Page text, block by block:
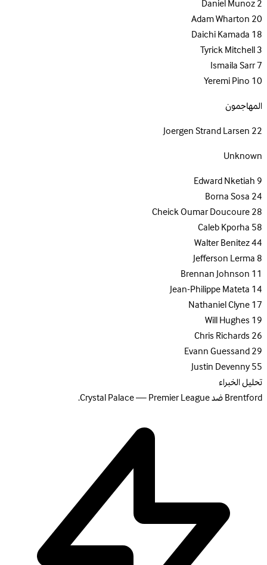
2
Daniel Munoz
20
Adam Wharton
18
Daichi Kamada
3
Tyrick Mitchell
7
Ismaila Sarr
10
Yeremi Pino
المهاجمون
22
Joergen Strand Larsen
Unknown
9
Edward Nketiah
24
Borna Sosa
28
Cheick Oumar Doucoure
58
Caleb Kporha
44
Walter Benitez
8
Jefferson Lerma
11
Brennan Johnson
14
Jean-Philippe Mateta
17
Nathaniel Clyne
19
Will Hughes
26
Chris Richards
29
Evann Guessand
55
Justin Devenny
تحليل الخبراء
Brentford ضد Crystal Palace — Premier League.